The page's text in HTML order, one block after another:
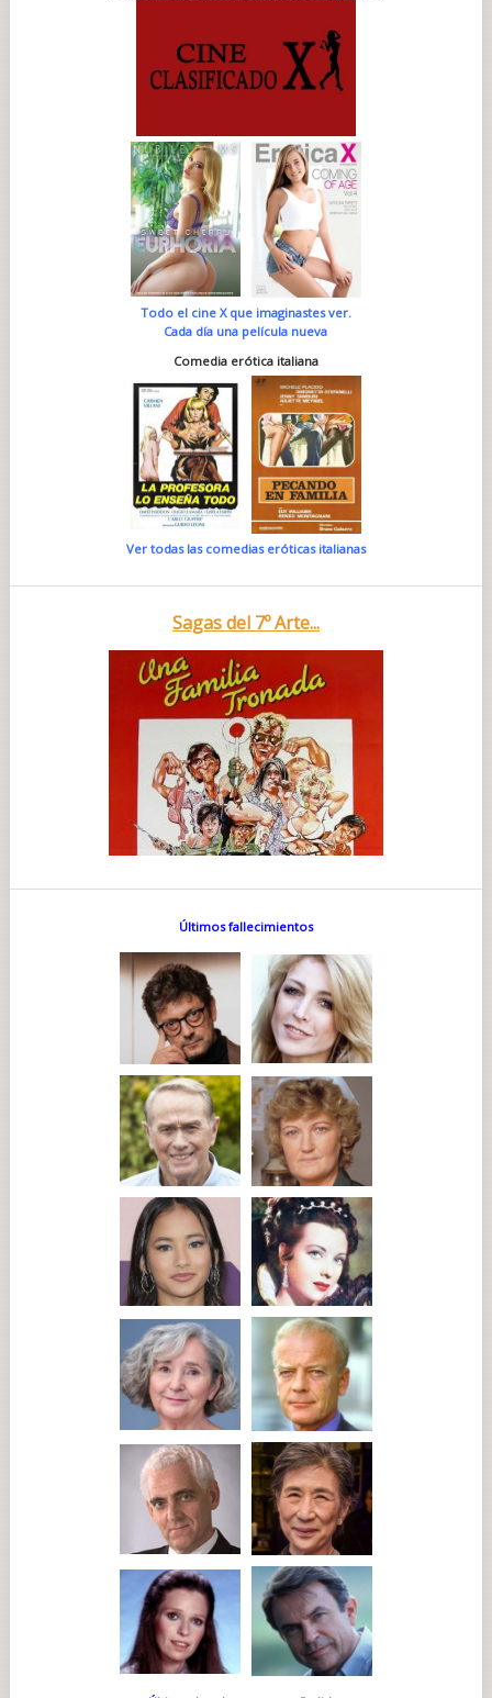
Todo el cine X que imaginastes ver.
Cada día una película nueva
Comedia erótica italiana
Ver todas las comedias eróticas italianas
Sagas del 7º Arte...
Últimos fallecimientos